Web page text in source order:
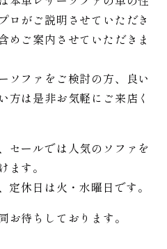
ロがご説明させていただき
めご案内させていただきま
ソファをご検討の方、良い
方は是非お気軽にご来店く
セールでは人気のソファを
ます。
定休日は火・水曜日です。
お待ちしております。